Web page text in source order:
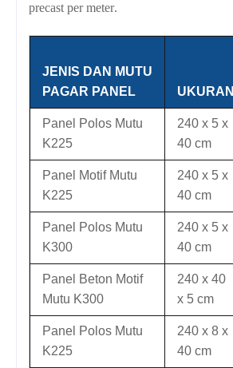
precast per meter.
JENIS DAN MUTU
PAGAR PANEL
UKURAN
Panel Polos Mutu
K225
240 x 5 x
40 cm
Panel Motif Mutu
K225
240 x 5 x
40 cm
Panel Polos Mutu
K300
240 x 5 x
40 cm
Panel Beton Motif
Mutu K300
240 x 40
x 5 cm
Panel Polos Mutu
K225
240 x 8 x
40 cm